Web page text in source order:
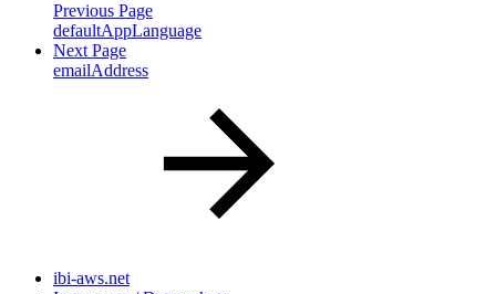
Previous Page
defaultAppLanguage
Next Page
emailAddress
ibi-aws.net